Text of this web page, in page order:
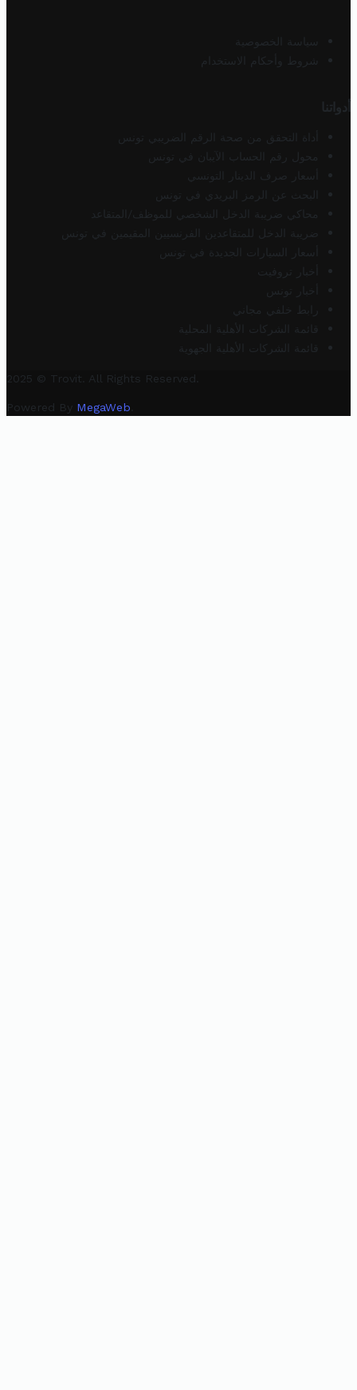
سياسة الخصوصية
شروط وأحكام الاستخدام
أدواتنا
أداة التحقق من صحة الرقم الضريبي تونس
محول رقم الحساب الآيبان في تونس
أسعار صرف الدينار التونسي
البحث عن الرمز البريدي في تونس
محاكي ضريبة الدخل الشخصي للموظف/المتقاعد
ضريبة الدخل للمتقاعدين الفرنسيين المقيمين في تونس
أسعار السيارات الجديدة في تونس
أخبار تروفيت
أخبار تونس
رابط خلفي مجاني
قائمة الشركات الأهلية المحلية
قائمة الشركات الأهلية الجهوية
2025 © Trovit. All Rights Reserved.
Powered By MegaWeb